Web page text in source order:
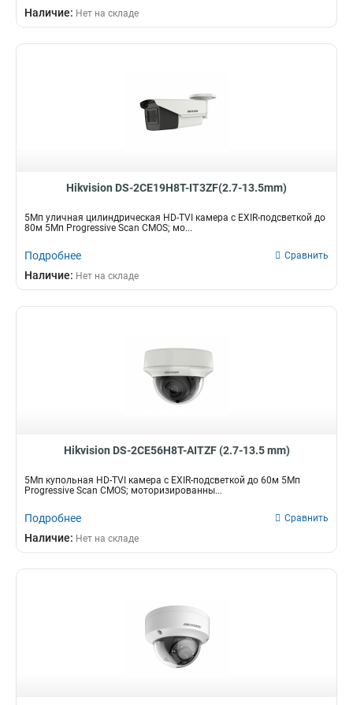
Наличие: Нет на складе
Hikvision DS-2CE19H8T-IT3ZF(2.7-13.5mm)
5Мп уличная цилиндрическая HD-TVI камера с EXIR-подсветкой до
80м 5Мп Progressive Scan CMOS; мо...
Подробнее Сравнить
Наличие: Нет на складе
Hikvision DS-2CE56H8T-AITZF (2.7-13.5 mm)
5Мп купольная HD-TVI камера с EXIR-подсветкой до 60м 5Мп
Progressive Scan CMOS; моторизированны...
Подробнее Сравнить
Наличие: Нет на складе